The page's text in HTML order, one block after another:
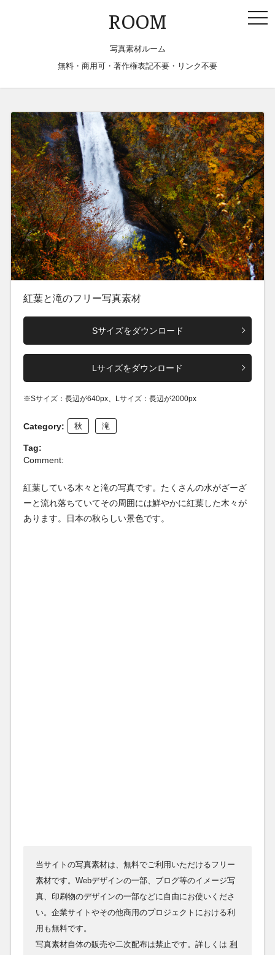
ROOM
写真素材ルーム
無料・商用可・著作権表記不要・リンク不要
紅葉と滝のフリー写真素材
Sサイズをダウンロード
Lサイズをダウンロード
※Sサイズ：長辺が640px、Lサイズ：長辺が2000px
Category: 秋 滝
Tag:
Comment:
紅葉している木々と滝の写真です。たくさんの水がざーざ
ーと流れ落ちていてその周囲には鮮やかに紅葉した木々が
あります。日本の秋らしい景色です。
当サイトの写真素材は、無料でご利用いただけるフリー
素材です。Webデザインの一部、ブログ等のイメージ写
真、印刷物のデザインの一部などに自由にお使いくださ
い。企業サイトやその他商用のプロジェクトにおける利
用も無料です。
写真素材自体の販売や二次配布は禁止です。詳しくは 利